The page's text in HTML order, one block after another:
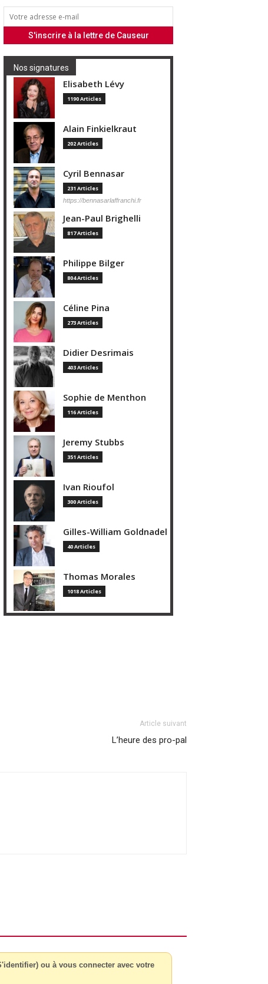
Nos signatures
Elisabeth Lévy
1190 Articles
Alain Finkielkraut
202 Articles
Cyril Bennasar
231 Articles
https://bennasarlaffranchi.fr
Jean-Paul Brighelli
817 Articles
Philippe Bilger
804 Articles
Céline Pina
273 Articles
Didier Desrimais
403 Articles
Sophie de Menthon
116 Articles
Jeremy Stubbs
351 Articles
Ivan Rioufol
300 Articles
Gilles-William Goldnadel
40 Articles
Thomas Morales
1018 Articles
Article suivant
L’heure des pro-pal
ou à vous connecter avec votre